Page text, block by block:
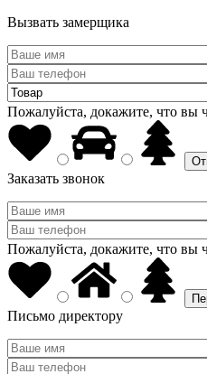
Вызвать замерщика
Пожалуйста, докажите, что вы
Заказать звонок
Пожалуйста, докажите, что вы
Письмо директору